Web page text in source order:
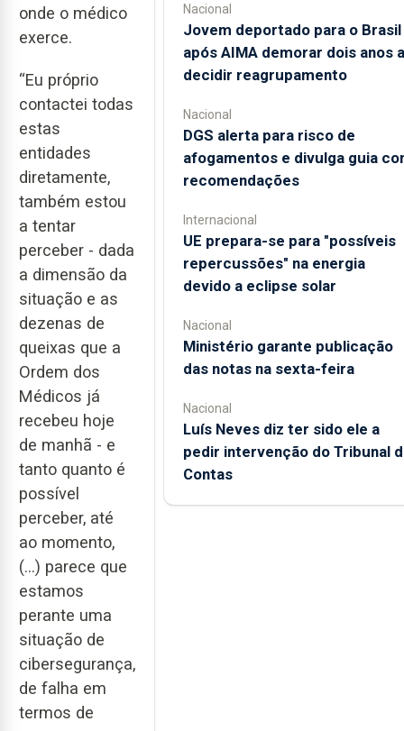
onde o médico
exerce.
“Eu próprio
contactei todas
estas
entidades
diretamente,
também estou
a tentar
perceber - dada
a dimensão da
situação e as
dezenas de
queixas que a
Ordem dos
Médicos já
recebeu hoje
de manhã - e
tanto quanto é
possível
perceber, até
ao momento,
(…) parece que
estamos
perante uma
situação de
cibersegurança,
de falha em
termos de
Nacional
Jovem deportado para o Brasil
após AIMA demorar dois anos a
decidir reagrupamento
Nacional
DGS alerta para risco de
afogamentos e divulga guia
recomendações
Internacional
UE prepara-se para "possíveis
repercussões" na energia
devido a eclipse solar
Nacional
Ministério garante publicação
das notas na sexta-feira
Nacional
Luís Neves diz ter sido ele a
pedir intervenção do Tribunal
Contas